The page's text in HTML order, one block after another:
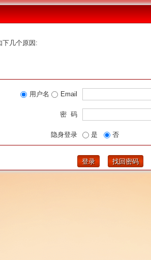
下几个原因:
用户名
Email
密 码
隐身登录 是 否